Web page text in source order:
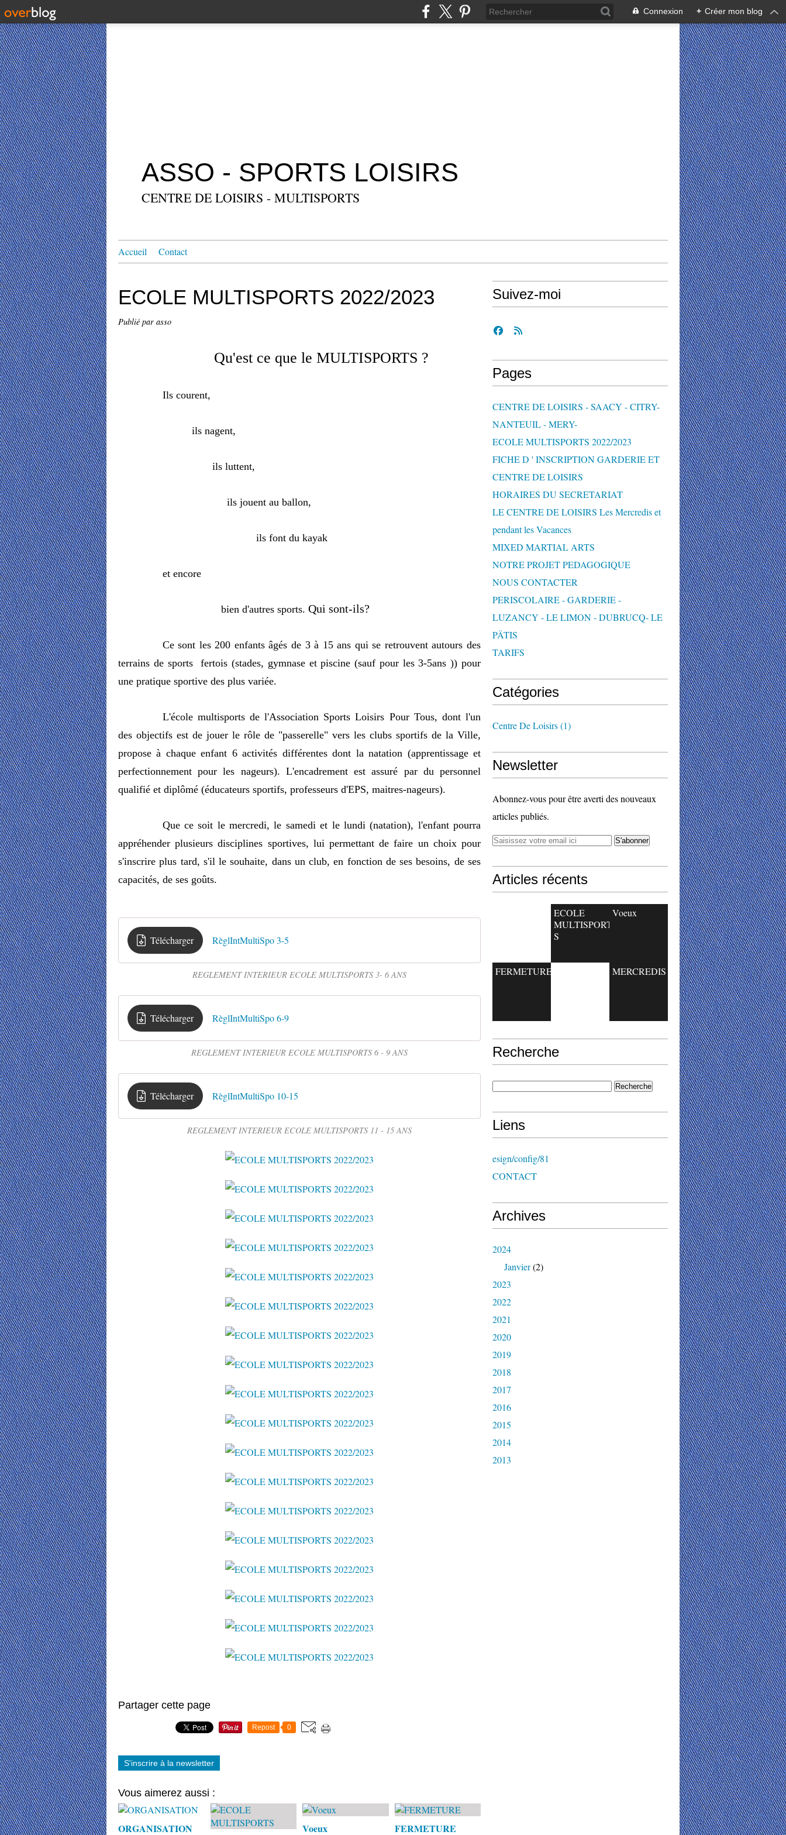
Connexion + Créer mon blog
ASSO - SPORTS LOISIRS
CENTRE DE LOISIRS - MULTISPORTS
Accueil Contact
ECOLE MULTISPORTS 2022/2023
Publié par asso
Qu'est ce que le MULTISPORTS ?
Ils courent,
ils nagent,
ils luttent,
ils jouent au ballon,
ils font du kayak
et encore
bien d'autres sports. Qui sont-ils?
Ce sont les 200 enfants âgés de 3 à 15 ans qui se retrouvent autours des
terrains de sports fertois (stades, gymnase et piscine (sauf pour les 3-5ans )) pour
une pratique sportive des plus variée.
L'école multisports de l'Association Sports Loisirs Pour Tous, dont l'un
des objectifs est de jouer le rôle de "passerelle" vers les clubs sportifs de la Ville,
propose à chaque enfant 6 activités différentes dont la natation (apprentissage et
perfectionnement pour les nageurs). L'encadrement est assuré par du personnel
qualifié et diplômé (éducateurs sportifs, professeurs d'EPS, maitres-nageurs).
Que ce soit le mercredi, le samedi et le lundi (natation), l'enfant pourra
appréhender plusieurs disciplines sportives, lui permettant de faire un choix pour
s'inscrire plus tard, s'il le souhaite, dans un club, en fonction de ses besoins, de ses
capacités, de ses goûts.
Télécharger RèglIntMultiSpo 3-5
REGLEMENT INTERIEUR ECOLE MULTISPORTS 3- 6 ANS
Télécharger RèglIntMultiSpo 6-9
REGLEMENT INTERIEUR ECOLE MULTISPORTS 6 - 9 ANS
Télécharger RèglIntMultiSpo 10-15
REGLEMENT INTERIEUR ECOLE MULTISPORTS 11 - 15 ANS
Partager cette page
Repost 0
S'inscrire à la newsletter
Vous aimerez aussi :
ORGANISATION
Voeux FERMETURE
Suivez-moi
Pages
CENTRE DE LOISIRS - SAACY - CITRY-
NANTEUIL - MERY-
ECOLE MULTISPORTS 2022/2023
FICHE D ' INSCRIPTION GARDERIE ET
CENTRE DE LOISIRS
HORAIRES DU SECRETARIAT
LE CENTRE DE LOISIRS Les Mercredis et
pendant les Vacances
MIXED MARTIAL ARTS
NOTRE PROJET PEDAGOGIQUE
NOUS CONTACTER
PERISCOLAIRE - GARDERIE -
LUZANCY - LE LIMON - DUBRUCQ- LE
PÄTIS
TARIFS
Catégories
Centre De Loisirs(1)
Newsletter
Abonnez-vous pour être averti des nouveaux
articles publiés.
Articles récents
ECOLE
MULTISPORT
S
Voeux
FERMETURE MERCREDIS
Recherche
Liens
esign/config/81
CONTACT
Archives
2024
Janvier(2)
2023
2022
2021
2020
2019
2018
2017
2016
2015
2014
2013